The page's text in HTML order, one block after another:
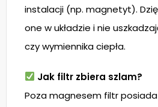
instalacji (np. magnetyt).
one w układzie i nie
czy wymiennika ciepła.
Jak filtr zbiera szlam?
Poza magnesem filtr